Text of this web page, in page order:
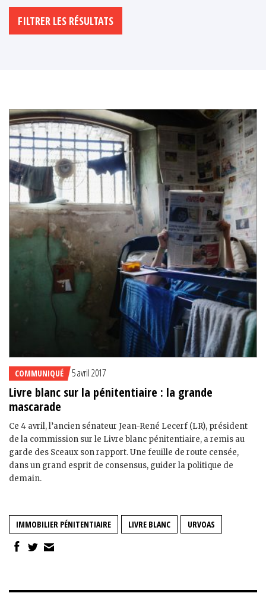
COMMUNIQUÉ 5 avril 2017
Livre blanc sur la pénitentiaire : la grande
mascarade
Ce 4 avril, l’ancien sénateur Jean-René Lecerf (LR), président
de la commission sur le Livre blanc pénitentiaire, a remis au
garde des Sceaux son rapport. Une feuille de route censée,
dans un grand esprit de consensus, guider la politique de
demain.
IMMOBILIER PÉNITENTIAIRE LIVRE BLANC URVOAS